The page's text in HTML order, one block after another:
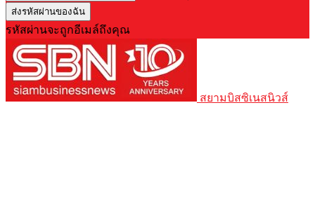
รหัสผ่านจะถูกอีเมล์ถึงคุณ
สยามบิสซิเนสนิวส์